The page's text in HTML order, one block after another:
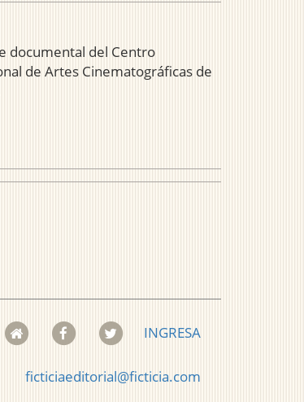
documental del Centro
de Artes Cinematográficas de
INGRESA
ficticiaeditorial@ficticia.com